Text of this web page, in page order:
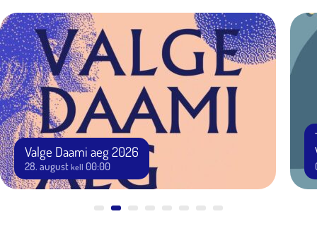
Valge Daami aeg 2026
28. august kell 00:00